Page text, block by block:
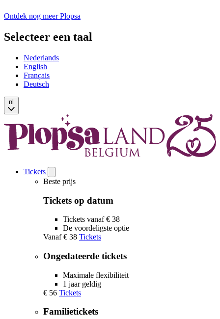
Ontdek nog meer Plopsa
Selecteer een taal
Nederlands
English
Français
Deutsch
nl
Tickets
Tickets
submenu
Beste prijs
Tickets op datum
Tickets vanaf € 38
De voordeligste optie
Vanaf € 38 Tickets
Ongedateerde tickets
Maximale flexibiliteit
1 jaar geldig
€ 56 Tickets
Familietickets